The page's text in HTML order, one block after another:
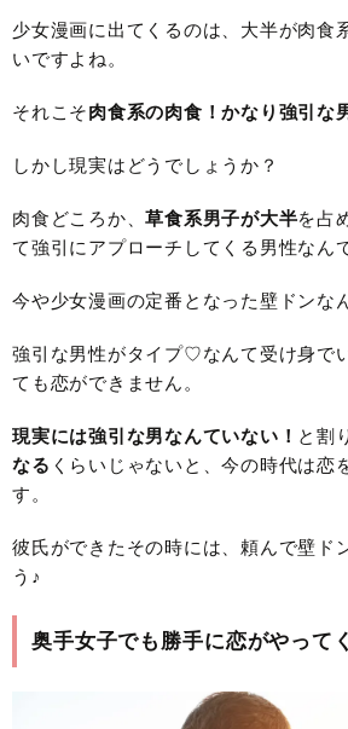
少女漫画に出てくるのは、大半が肉食
いですよね。
それこそ肉食系の肉食！かなり強引な
しかし現実はどうでしょうか？
肉食どころか、草食系男子が大半を占
て強引にアプローチしてくる男性なん
今や少女漫画の定番となった壁ドンな
強引な男性がタイプ♡なんて受け身で
ても恋ができません。
現実には強引な男なんていない！ と割
なる くらいじゃないと、今の時代は恋
す。
彼氏ができたその時には、頼んで壁ド
う♪
奥手女子でも勝手に恋がやって